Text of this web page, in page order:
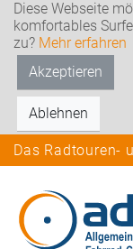
Diese Webseite
komfortables
zu? Mehr erfahren
Akzeptieren
Ablehnen
Das Radtouren-